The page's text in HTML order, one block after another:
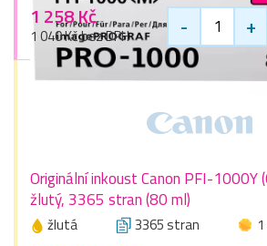
1 258 Kč
1 040 Kč bez DPH - +
Originální inkoust Canon PFI-1000Y
žlutý, 3365 stran (80 ml)
žlutá 3365 stran